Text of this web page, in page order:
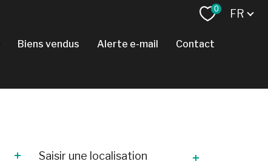
0 Langue
FR
biens vendus alerte e-mail contact